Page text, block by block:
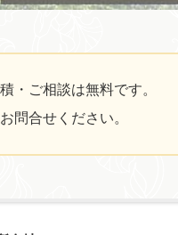
・ご相談は無料です。
問合せください。